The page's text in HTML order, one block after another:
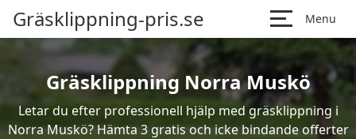
Gräsklippning-pris.se Menu
Gräsklippning Norra Muskö
Letar du efter professionell hjälp med gräsklippning i
Norra Muskö? Hämta 3 gratis och icke bindande offerter